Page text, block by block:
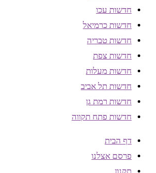
חדשות עכו
חדשות כרמיאל
חדשות טבריה
חדשות צפת
חדשות מעלות
חדשות תל אביב
חדשות רמת גן
חדשות פתח תקווה
דף הבית
פרסם אצלנו